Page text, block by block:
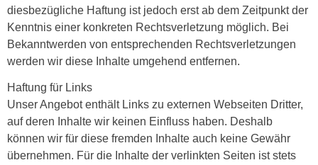
diesbezügliche Haftung ist jedoch erst ab dem Zeitpunkt der
Kenntnis einer konkreten Rechtsverletzung möglich. Bei
Bekanntwerden von entsprechenden Rechtsverletzungen
werden wir diese Inhalte umgehend entfernen.
Haftung für Links
Unser Angebot enthält Links zu externen Webseiten Dritter,
auf deren Inhalte wir keinen Einfluss haben. Deshalb
können wir für diese fremden Inhalte auch keine Gewähr
übernehmen. Für die Inhalte der verlinkten Seiten ist stets